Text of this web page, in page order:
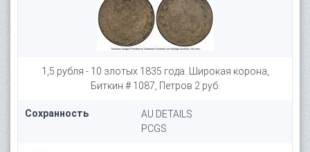
1,5 рубля - 10 злотых 1835 года. Широкая корона,
Биткин # 1087, Петров 2 руб.
Сохранность
AU DETAILS
PCGS